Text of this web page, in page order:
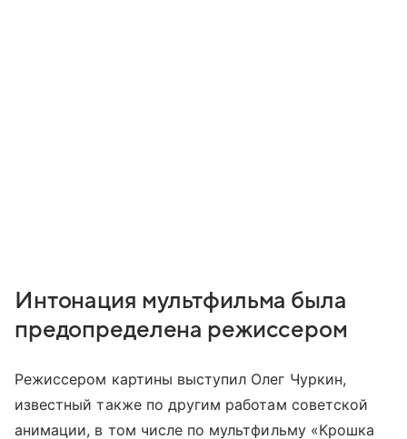
Интонация мультфильма была
предопределена режиссером
Режиссером картины выступил Олег Чуркин,
известный также по другим работам советской
анимации, в том числе по мультфильму «Крошка